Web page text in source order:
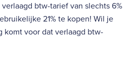
btw-tarief van slechts 6%
21% te kopen! Wil je
komt voor dat verlaagd btw-